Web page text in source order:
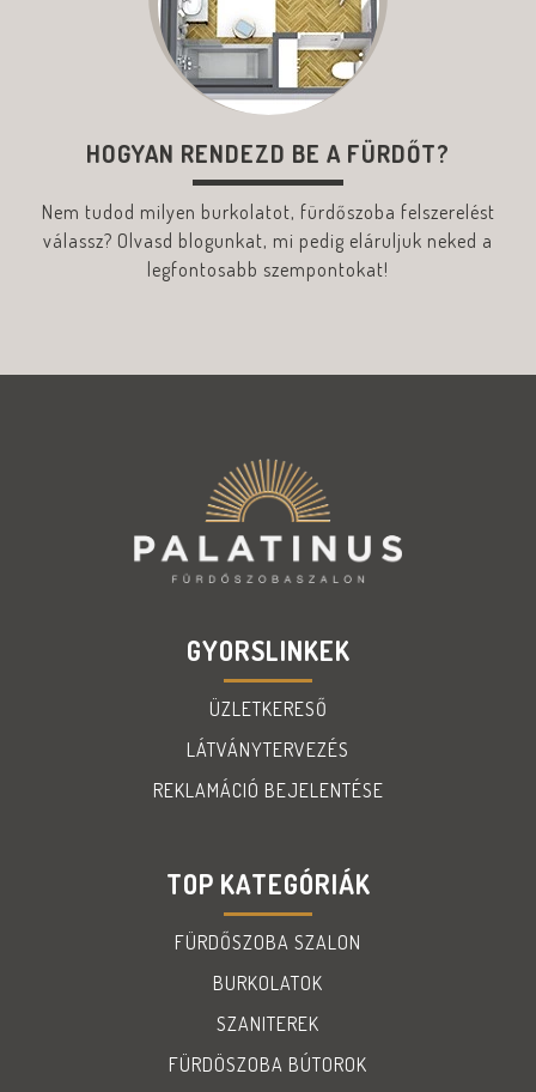
HOGYAN RENDEZD BE A FÜRDŐT?
Nem tudod milyen burkolatot, fürdőszoba felszerelést
válassz? Olvasd blogunkat, mi pedig eláruljuk neked a
legfontosabb szempontokat!
GYORSLINKEK
ÜZLETKERESŐ
LÁTVÁNYTERVEZÉS
REKLAMÁCIÓ BEJELENTÉSE
TOP KATEGÓRIÁK
FÜRDŐSZOBA SZALON
BURKOLATOK
SZANITEREK
FÜRDÖSZOBA BÚTOROK